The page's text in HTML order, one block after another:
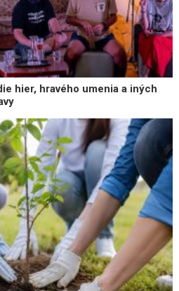
hier, hravého umenia a iných